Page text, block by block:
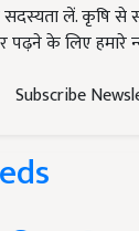
सदस्यता लें. कृषि से
के लिए हमारे
Subscribe